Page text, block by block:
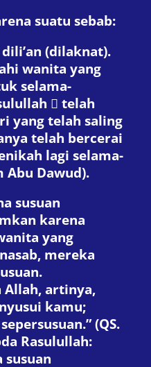
suatu sebab:
(dilaknat).
wanita yang
selama-
 telah
yang telah saling
telah bercerai
lagi selama-
Abu Dawud).
susuan
karena
yang
mereka
Allah, artinya,
kamu;
(QS.
Rasulullah:
susuan